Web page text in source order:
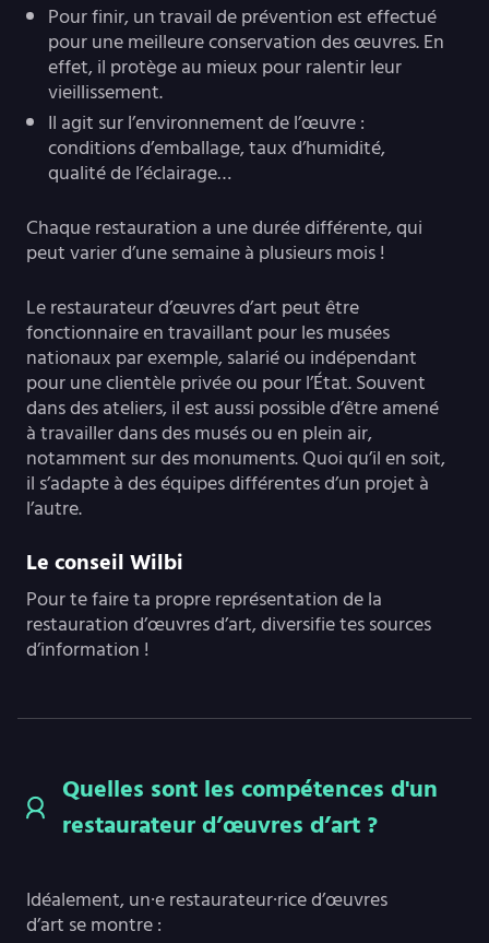
Pour finir, un travail de prévention est effectué
pour une meilleure conservation des œuvres. En
effet, il protège au mieux pour ralentir leur
vieillissement.
Il agit sur l’environnement de l’œuvre :
conditions d’emballage, taux d’humidité,
qualité de l’éclairage…
Chaque restauration a une durée différente, qui
peut varier d’une semaine à plusieurs mois !
Le restaurateur d’œuvres d’art peut être
fonctionnaire en travaillant pour les musées
nationaux par exemple, salarié ou indépendant
pour une clientèle privée ou pour l’État. Souvent
dans des ateliers, il est aussi possible d’être amené
à travailler dans des musés ou en plein air,
notamment sur des monuments. Quoi qu’il en soit,
il s’adapte à des équipes différentes d’un projet à
l’autre.
Le conseil Wilbi
Pour te faire ta propre représentation de la
restauration d’œuvres d’art, diversifie tes sources
d’information !
Quelles sont les compétences d'un
restaurateur d’œuvres d’art ?
Idéalement, un·e restaurateur·rice d’œuvres
d’art se montre :